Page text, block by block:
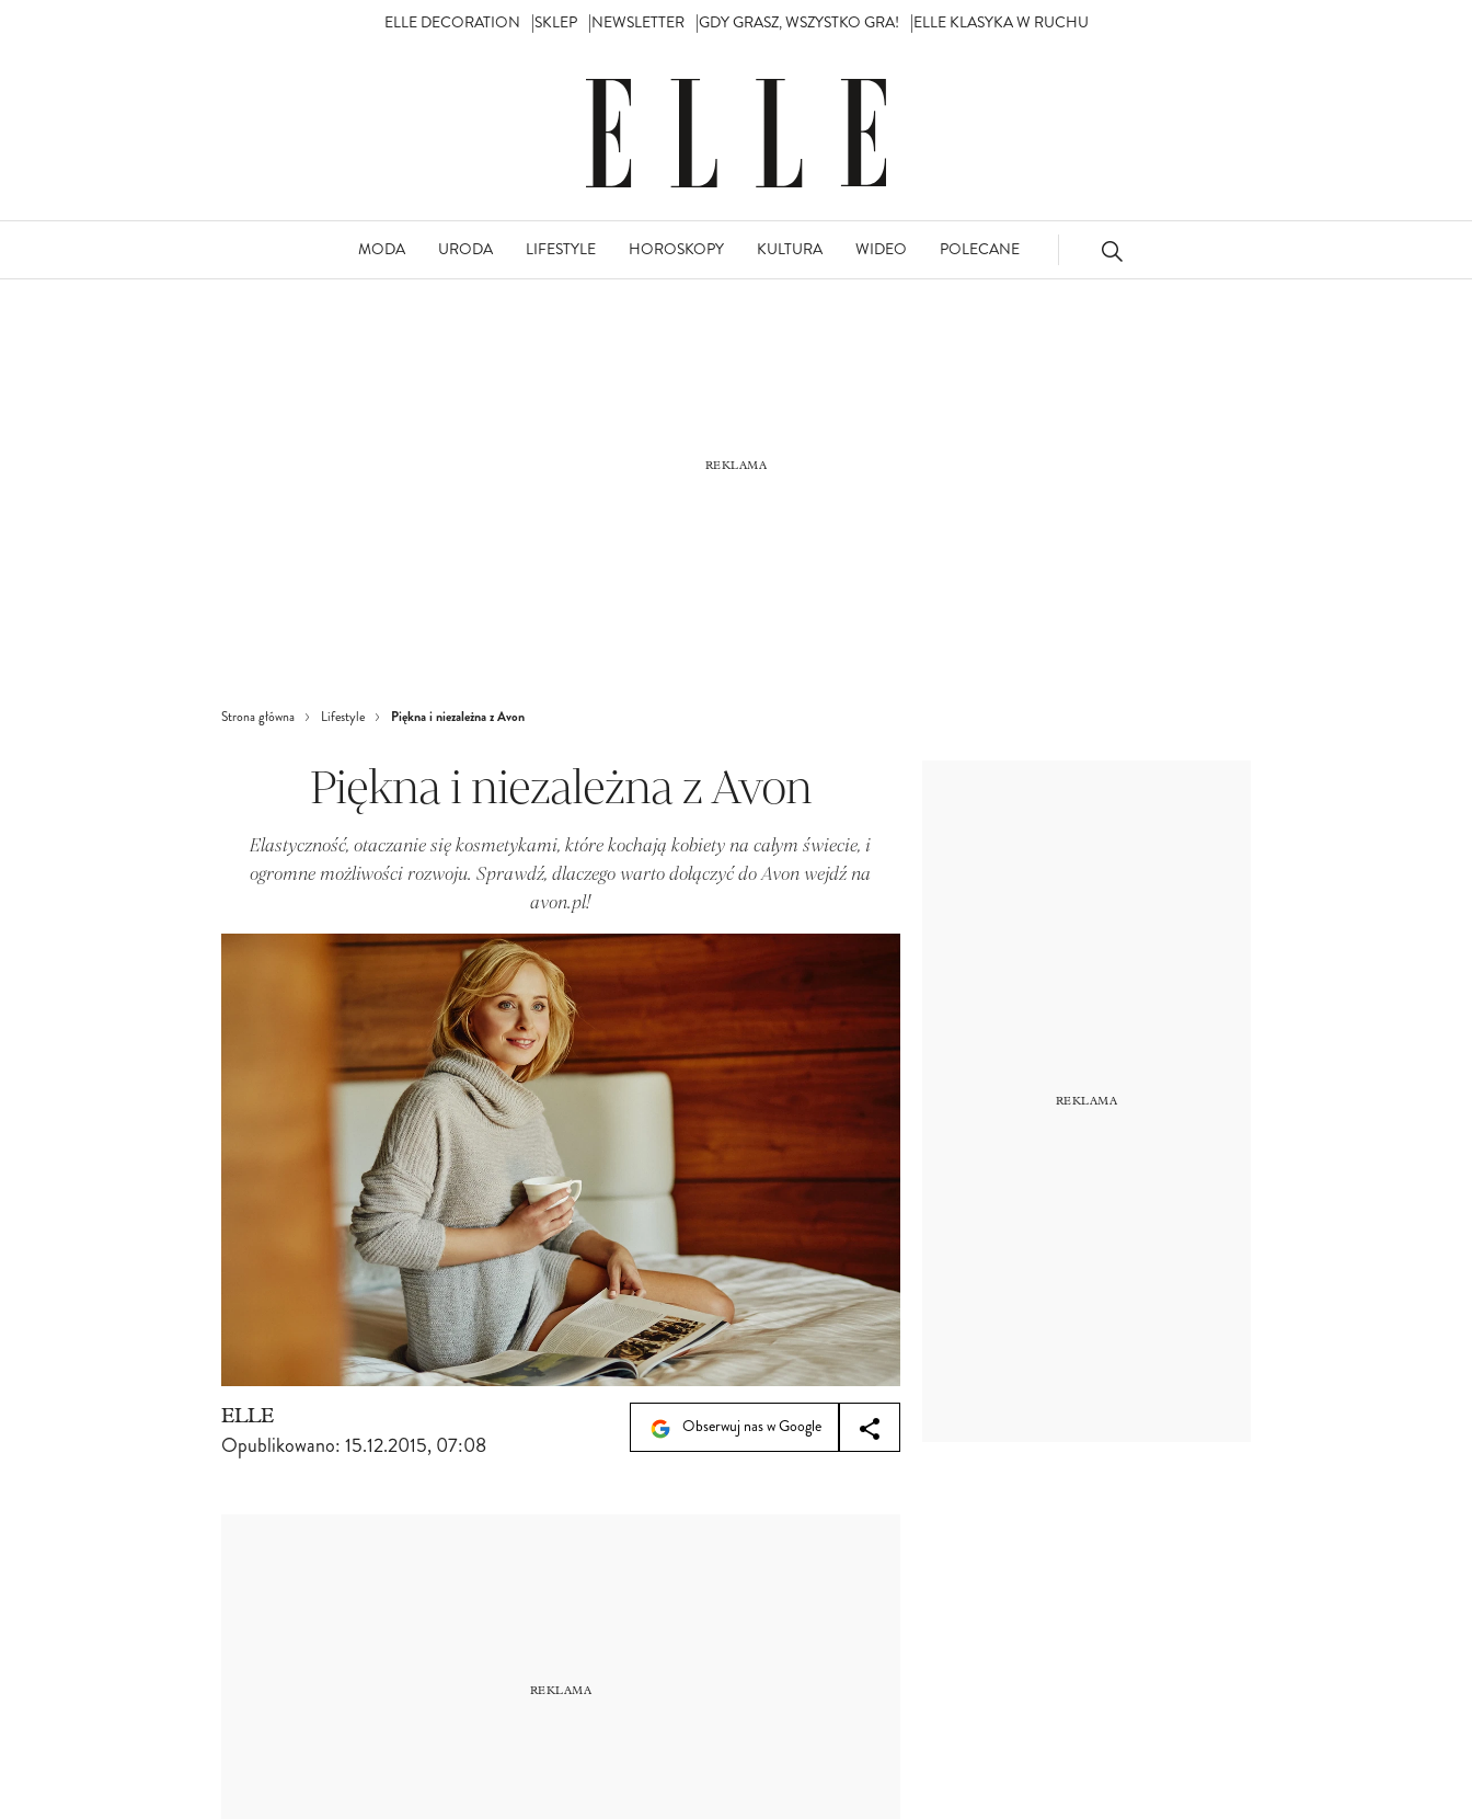
ELLE DECORATION SKLEP NEWSLETTER GDY GRASZ, WSZYSTKO GRA! ELLE KLASYKA W RUCHU
MODA URODA LIFESTYLE HOROSKOPY KULTURA WIDEO POLECANE
Strona główna Lifestyle Piękna i niezależna z Avon
Piękna i niezależna z Avon
Elastyczność, otaczanie się kosmetykami, które kochają kobiety na całym świecie, i
ogromne możliwości rozwoju. Sprawdź, dlaczego warto dołączyć do Avon wejdź na
avon.pl!
ELLE
Opublikowano:15.12.2015, 07:08
Obserwuj nas w Google